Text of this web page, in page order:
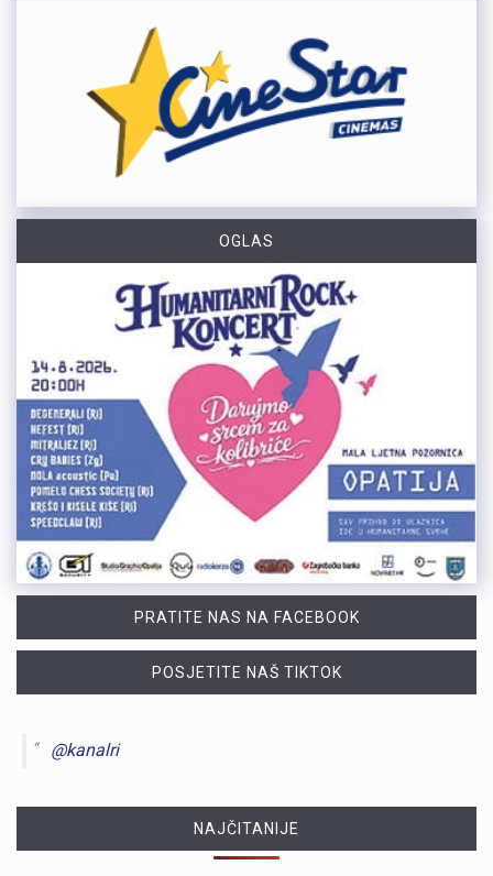
OGLAS
PRATITE NAS NA FACEBOOK
POSJETITE NAŠ TIKTOK
@kanalri
NAJČITANIJE